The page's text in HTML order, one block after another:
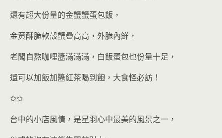
還有超大份量的金蟹蟹蛋包飯，
金黃酥脆軟殼蟹疊高高，外脆內鮮，
老闆自熬咖哩醬滿滿滿，白飯蛋包也份量十足，
還可以加飯加醬紅茶喝到飽，大食怪必訪！
✩✩
台中的小店風情，是星羽心中最美的風景之一，